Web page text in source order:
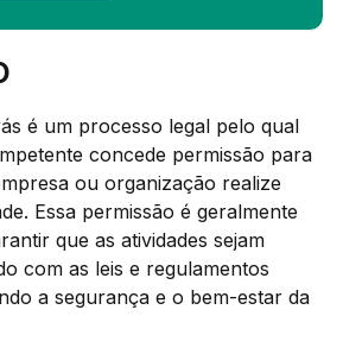
é um processo legal pelo qual
concede permissão para
ou organização realize
Essa permissão é geralmente
que as atividades sejam
com as leis e regulamentos
a segurança e o bem-estar da